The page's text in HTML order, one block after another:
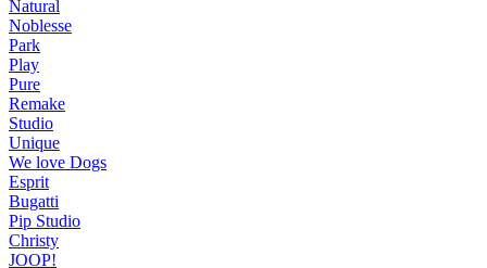
Natural
Noblesse
Park
Play
Pure
Remake
Studio
Unique
We love Dogs
Esprit
Bugatti
Pip Studio
Christy
JOOP!